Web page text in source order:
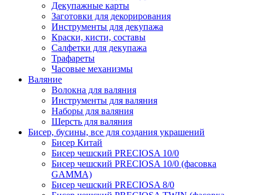
Декупажные карты
Заготовки для декорирования
Инструменты для декупажа
Краски, кисти, составы
Салфетки для декупажа
Трафареты
Часовые механизмы
Валяние
Волокна для валяния
Инструменты для валяния
Наборы для валяния
Шерсть для валяния
Бисер, бусины, все для создания украшений
Бисер Китай
Бисер чешский PRECIOSA 10/0
Бисер чешский PRECIOSA 10/0 (фасовка
GAMMA)
Бисер чешский PRECIOSA 8/0